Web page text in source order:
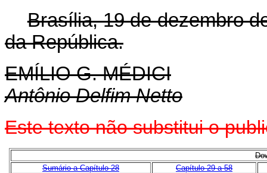
Brasília, 19 de dezembro
da República.
EMÍLIO G. MÉDICI
Antônio Delfim Netto
Este texto não substitui o
Sumário a Capítulo 28
Capítulo 29 a 58